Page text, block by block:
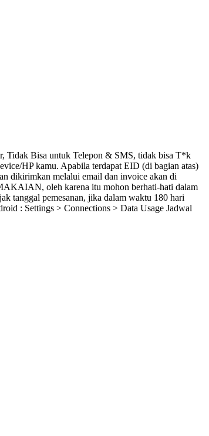
Tidak Bisa untuk Telepon & SMS, tidak bisa T*k
HP kamu. Apabila terdapat EID (di bagian atas)
dikirimkan melalui email dan invoice akan di
oleh karena itu mohon berhati-hati dalam
tanggal pemesanan, jika dalam waktu 180 hari
: Settings > Connections > Data Usage Jadwal